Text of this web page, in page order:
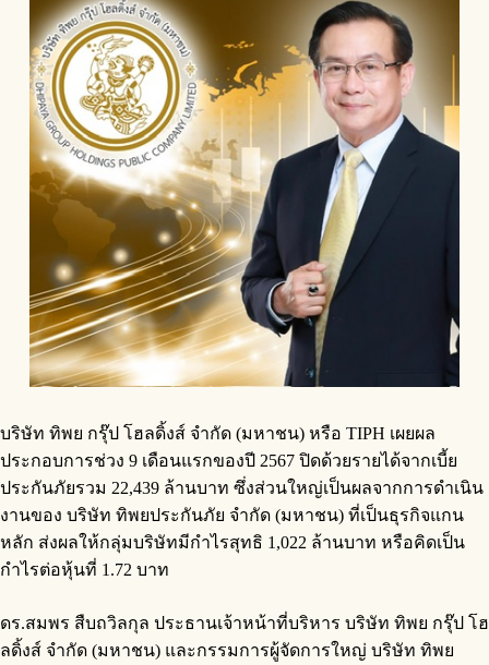
บริษัท ทิพย กรุ๊ป โฮลดิ้งส์ จำกัด (มหาชน) หรือ TIPH เผยผล
ประกอบการช่วง 9 เดือนแรกของปี 2567 ปิดด้วยรายได้จากเบี้ย
ประกันภัยรวม 22,439 ล้านบาท ซึ่งส่วนใหญ่เป็นผลจากการดำเนิน
งานของ บริษัท ทิพยประกันภัย จำกัด (มหาชน) ที่เป็นธุรกิจแกน
หลัก ส่งผลให้กลุ่มบริษัทมีกำไรสุทธิ 1,022 ล้านบาท หรือคิดเป็น
กำไรต่อหุ้นที่ 1.72 บาท
ดร.สมพร สืบถวิลกุล ประธานเจ้าหน้าที่บริหาร บริษัท ทิพย กรุ๊ป โฮ
ลดิ้งส์ จำกัด (มหาชน) และกรรมการผู้จัดการใหญ่ บริษัท ทิพย